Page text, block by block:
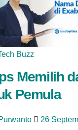
Buzz
Memilih
Pemula
26